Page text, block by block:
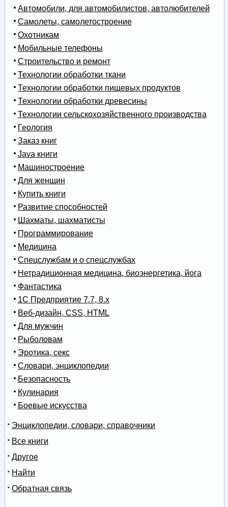
Автомобили, для автомобилистов, автолюбителей
Самолеты, самолетостроение
Охотникам
Мобильные телефоны
Строительство и ремонт
Технологии обработки ткани
Технологии обработки пищевых продуктов
Технологии обработки древесины
Технологии сельскохозяйственного производства
Геология
Заказ книг
Java книги
Машиностроение
Для женщин
Купить книги
Развитие способностей
Шахматы, шахматисты
Программирование
Медицина
Спецслужбам и о спецслужбах
Нетрадиционная медицина, биоэнергетика, йога
Фантастика
1С Предприятие 7.7, 8.x
Веб-дизайн, CSS, HTML
Для мужчин
Рыболовам
Эротика, секс
Словари, энциклопедии
Безопасность
Кулинария
Боевые искусства
Энциклопедии, словари, справочники
Все книги
Другое
Найти
Обратная связь